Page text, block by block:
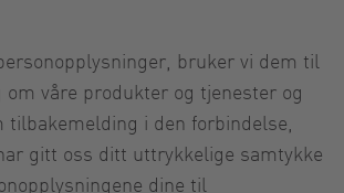
bruker vi dem til
om våre produkter og tjenester og
tilbakemelding i den forbindelse,
gitt oss ditt uttrykkelige samtykke
dine til